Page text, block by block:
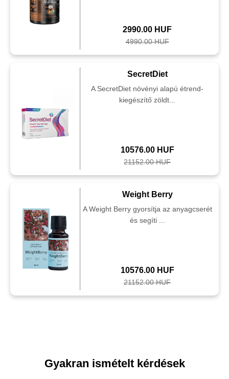
2990.00 HUF
4990.00 HUF
SecretDiet
A SecretDiet növényi alapú étrend-
kiegészítő zöldt...
10576.00 HUF
21152.00 HUF
Weight Berry
A Weight Berry gyorsítja az anyagcserét
és segíti ...
10576.00 HUF
21152.00 HUF
Gyakran ismételt kérdések